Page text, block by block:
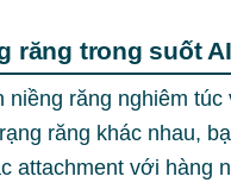
răng trong suốt AI
răng nghiêm
răng khác nhau,
attachment với hàng